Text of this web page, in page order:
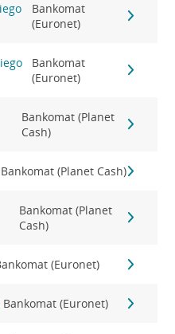
Bankomat
(Euronet)
Bankomat
(Euronet)
Bankomat (Planet
Cash)
Bankomat (Planet Cash)
Bankomat (Planet
Cash)
(Euronet)
Bankomat (Euronet)